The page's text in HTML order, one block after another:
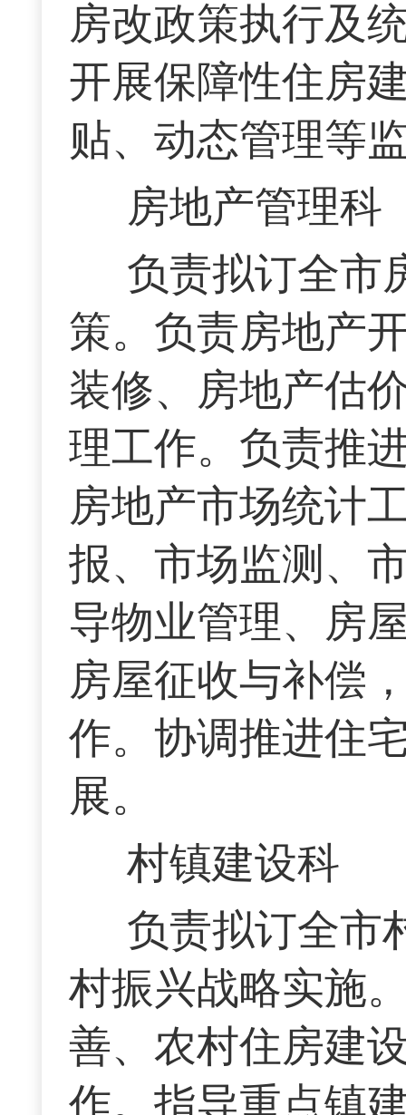
房改政策执行及
开展保障性住房
贴、动态管理等
房地产管理科
负责拟订全市
策。负责房地产
装修、房地产估
理工作。负责推
房地产市场统计
报、市场监测、
导物业管理、房
房屋征收与补偿
作。协调推进住
展。
村镇建设科
负责拟订全市
村振兴战略实施
善、农村住房建
作。指导重点镇